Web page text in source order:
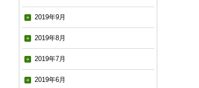
2019年9月
2019年8月
2019年7月
2019年6月